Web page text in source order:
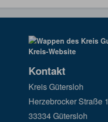
Kontakt
Kreis Gütersloh
Herzebrocker Straße
33334 Gütersloh